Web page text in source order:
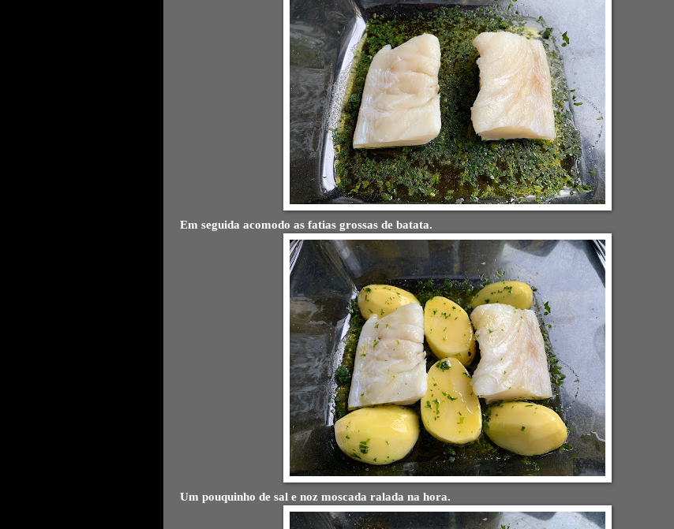
Em seguida acomodo as fatias grossas de batata.
Um pouquinho de sal e noz moscada ralada na hora.